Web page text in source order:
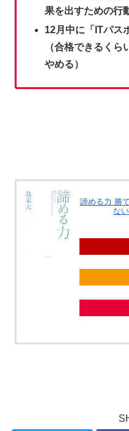
果を出すための行
12月中に「ITパス
（合格できるくら
やめる）
諦める力 勝
な